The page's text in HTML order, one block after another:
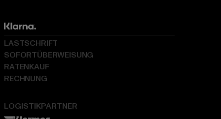
LOGISTIKPARTNER
LASTSCHRIFT
SOFORTÜBERWEISUNG
RATENKAUF
RECHNUNG